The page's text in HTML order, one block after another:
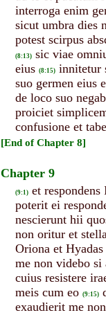
interroga enim
sicut umbra dies
potest scirpus
(8:13) sic viae
eius (8:15) innitetur
suo germen eius
de loco suo
proiciet
confusione et
[End of Chapter 8]
Chapter 9
(9:1) et respondens
poterit ei
nescierunt hii
non oritur et
Oriona et
me non videbo
cuius resistere
meis cum eo (9:15)
exaudierit me